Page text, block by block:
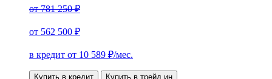
от781 250 ₽
от 562 500 ₽
в кредит от 10 589 ₽/мес.
Купить в кредит Купить в трейд ин